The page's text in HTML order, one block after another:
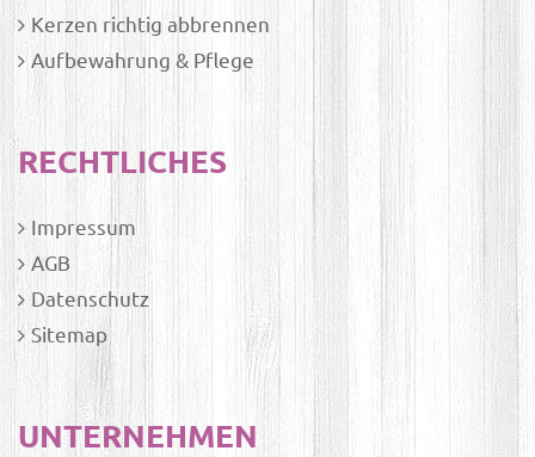
Kerzen richtig abbrennen
Aufbewahrung & Pflege
RECHTLICHES
Impressum
AGB
Datenschutz
Sitemap
UNTERNEHMEN